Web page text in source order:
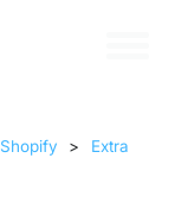
Shopify >
Extra